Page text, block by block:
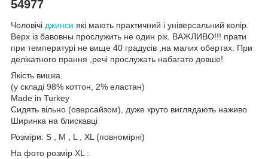
54977
Чоловічі джинси які мають практичний і універсальний колір.
Верх із бавовны прослужить не один рік. ВАЖЛИВО!!! прати
при температурі не вище 40 градусів ,на малих обертах. При
делікатного прання ,речі прослужать набагато довше!
Якість вишка
(у складі 98% коттон, 2% еластан)
Made in Turkey
Сидять вільно (оверсайзом), дуже круто виглядають наживо
Ширинка на блискавці
Розміри: S , M , L , XL (повномірні)
На фото розмір XL :